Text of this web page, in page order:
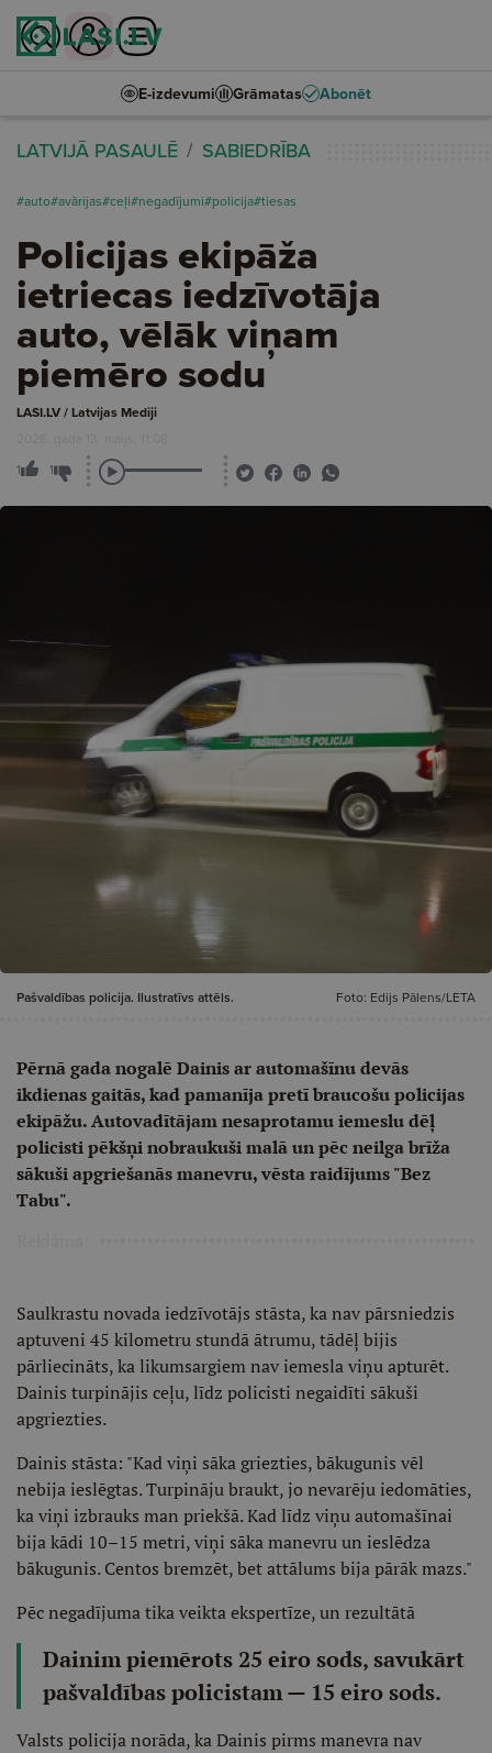
E-izdevumi Grāmatas Abonēt
LATVIJĀ PASAULĒ SABIEDRĪBA
#auto#avārijas#ceļi#negadījumi#policija#tiesas
Policijas ekipāža
ietriecas iedzīvotāja
auto, vēlāk viņam
piemēro sodu
LASI.LV / Latvijas Mediji
2026. gada 13. maijs, 11:08
1 1
Pašvaldības policija. Ilustratīvs attēls. Foto: Edijs Pālens/LETA
Pērnā gada nogalē Dainis ar automašīnu devās
ikdienas gaitās, kad pamanīja pretī braucošu policijas
ekipāžu. Autovadītājam nesaprotamu iemeslu dēļ
policisti pēkšņi nobraukuši malā un pēc neilga brīža
sākuši apgriešanās manevru, vēsta raidījums "Bez
Tabu".
Saulkrastu novada iedzīvotājs stāsta, ka nav pārsniedzis
aptuveni 45 kilometru stundā ātrumu, tādēļ bijis
pārliecināts, ka likumsargiem nav iemesla viņu apturēt.
Dainis turpinājis ceļu, līdz policisti negaidīti sākuši
apgriezties.
Dainis stāsta: "Kad viņi sāka griezties, bākugunis vēl
nebija ieslēgtas. Turpināju braukt, jo nevarēju iedomāties,
ka viņi izbrauks man priekšā. Kad līdz viņu automašīnai
bija kādi 10–15 metri, viņi sāka manevru un ieslēdza
bākugunis. Centos bremzēt, bet attālums bija pārāk mazs."
Pēc negadījuma tika veikta ekspertīze, un rezultātā
Dainim piemērots 25 eiro sods, savukārt
pašvaldības policistam — 15 eiro sods.
Valsts policija norāda, ka Dainis pirms manevra nav